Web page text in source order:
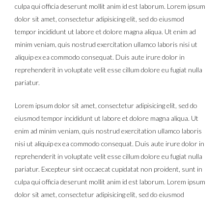
culpa qui officia deserunt mollit anim id est laborum. Lorem ipsum
dolor sit amet, consectetur adipisicing elit, sed do eiusmod
tempor incididunt ut labore et dolore magna aliqua. Ut enim ad
minim veniam, quis nostrud exercitation ullamco laboris nisi ut
aliquip ex ea commodo consequat. Duis aute irure dolor in
reprehenderit in voluptate velit esse cillum dolore eu fugiat nulla
pariatur.
Lorem ipsum dolor sit amet, consectetur adipisicing elit, sed do
eiusmod tempor incididunt ut labore et dolore magna aliqua. Ut
enim ad minim veniam, quis nostrud exercitation ullamco laboris
nisi ut aliquip ex ea commodo consequat. Duis aute irure dolor in
reprehenderit in voluptate velit esse cillum dolore eu fugiat nulla
pariatur. Excepteur sint occaecat cupidatat non proident, sunt in
culpa qui officia deserunt mollit anim id est laborum. Lorem ipsum
dolor sit amet, consectetur adipisicing elit, sed do eiusmod